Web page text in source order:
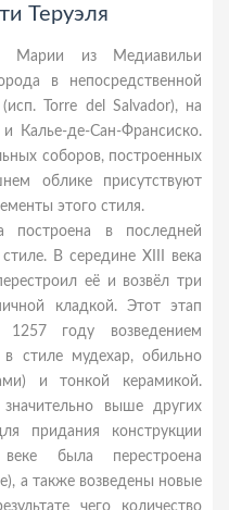
Теруэля
Марии из Медиавильи
в непосредственной
Torre del Salvador), на
Калье-де-Сан-Франсиско.
соборов, построенных
облике присутствуют
этого стиля.
построена в последней
В середине XIII века
её и возвёл три
кладкой. Этот этап
1257 году возведением
стиле мудехар, обильно
и тонкой керамикой.
выше других
придания конструкции
была перестроена
а также возведены новые
чего количество